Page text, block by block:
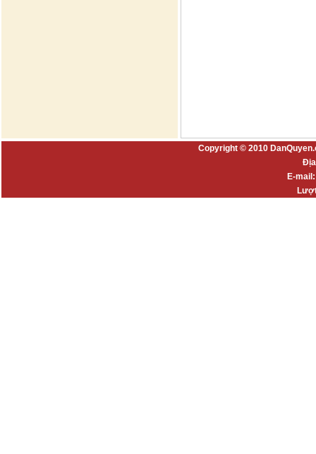
Copyright © 2010
E-